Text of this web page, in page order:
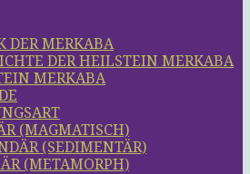
DER MERKABA
DER HEILSTEIN MERKABA
MERKABA
(MAGMATISCH)
(SEDIMENTÄR)
(METAMORPH)